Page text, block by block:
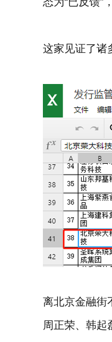
这家见证了诸
离北京金融街
周正荣、韩起